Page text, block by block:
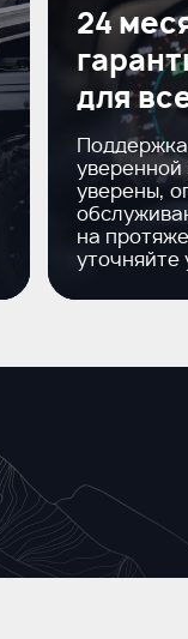
24
для
уверенной
уверены,
на
уточняйте